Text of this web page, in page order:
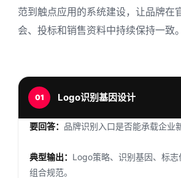
范到触点应用的系统建设，让品牌在
会、投标和销售资料中持续保持一致。
01 Logo识别基因设计
要回答： 品牌识别入口是否能承载企业
典型输出： Logo策略、识别基因、标
组合规范。